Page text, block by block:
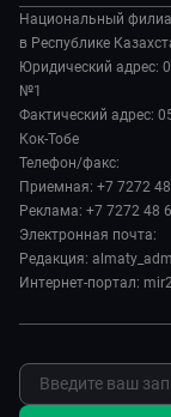
Происшествия
Наука и
Здоровье и
Спорт
Авто
Культура
Вместе выгодно
Евразия.
Евразия. Регионы
Наши иностранцы
Пять причин
Сделано в
История
Руководство
Лица мира
Пресса о нас
Карьера
Реклама
Обратная связь
Национальный
в Республике
Юридический адрес:
№1
Фактический адрес:
Кок-Тобе
Телефон/факс:
Приемная: +7 7272
Реклама: +7 7272 48
Электронная почта:
Редакция:
Интернет-портал: